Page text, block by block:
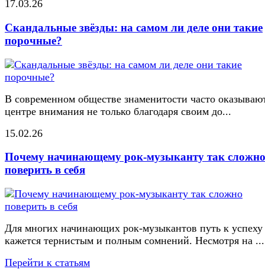
17.03.26
Скандальные звёзды: на самом ли деле они такие
порочные?
В современном обществе знаменитости часто
центре внимания не только благодаря своим до...
15.02.26
Почему начинающему рок-музыканту так сложно
поверить в себя
Для многих начинающих рок-музыкантов путь к успеху
кажется тернистым и полным сомнений. Несмотря на ...
Перейти к статьям